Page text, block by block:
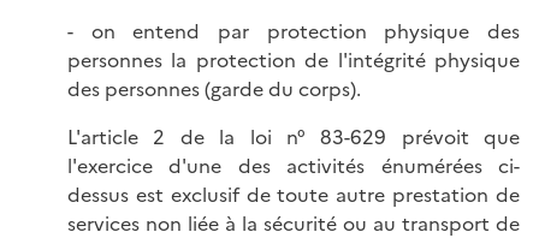
- on entend par protection physique des
personnes la protection de l'intégrité physique
des personnes (garde du corps).
L'article 2 de la loi n° 83-629 prévoit que
l'exercice d'une des activités énumérées ci-
dessus est exclusif de toute autre prestation de
services non liée à la sécurité ou au transport de